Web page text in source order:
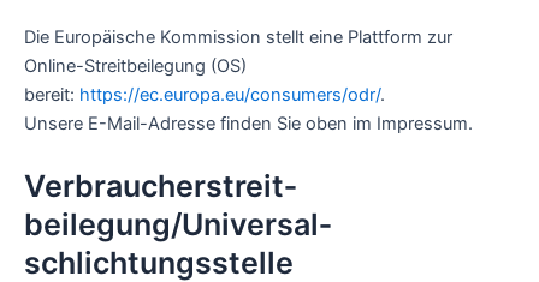
Die Europäische Kommission stellt eine Plattform zur
Online-Streitbeilegung (OS)
bereit: https://ec.europa.eu/consumers/odr/.
Unsere E-Mail-Adresse finden Sie oben im Impressum.
Verbraucher­streit­
beilegung/Universal­
schlichtungs­stelle